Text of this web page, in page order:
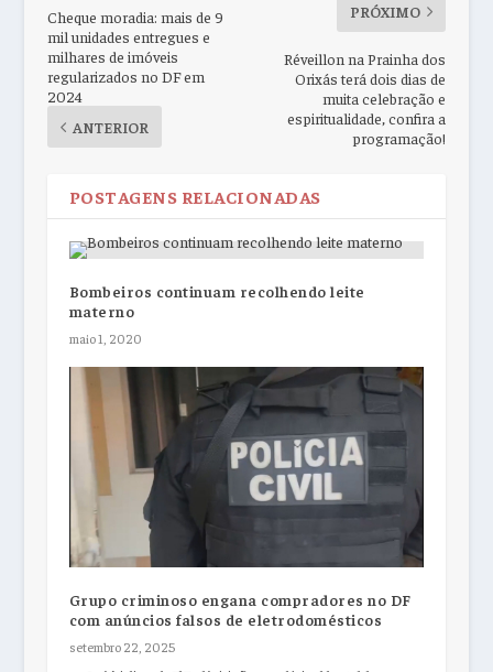
Cheque moradia: mais de 9
mil unidades entregues e
milhares de imóveis
regularizados no DF em
2024
ANTERIOR
PRÓXIMO
Réveillon na Prainha dos
Orixás terá dois dias de
muita celebração e
espiritualidade, confira a
programação!
POSTAGENS RELACIONADAS
Bombeiros continuam recolhendo leite
materno
maio 1, 2020
Grupo criminoso engana compradores no DF
com anúncios falsos de eletrodomésticos
setembro 22, 2025